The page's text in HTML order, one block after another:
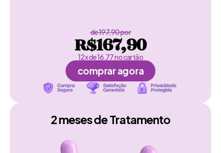
de 197,90 por
R$167,90
12x de 16,77 no cartão
comprar agora
2 meses de Tratamento